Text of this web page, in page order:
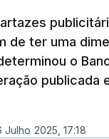
de ter uma
o
publicada
Julho 2025, 17:18